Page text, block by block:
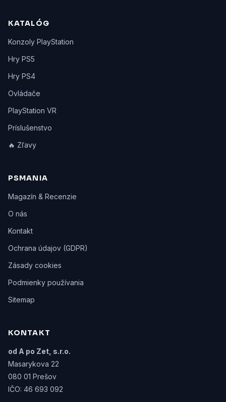
KATALÓG
Konzoly PlayStation
Hry PS5
Hry PS4
Ovládače
PlayStation VR
Príslušenstvo
🔥 Zľavy
PSMANIA
Magazín & Recenzie
O nás
Kontakt
Ochrana údajov (GDPR)
Zásady cookies
Podmienky používania
Sitemap
KONTAKT
od A po Zet, s.r.o.
Masarykova 22
080 01 Prešov
IČO: 46 693 092